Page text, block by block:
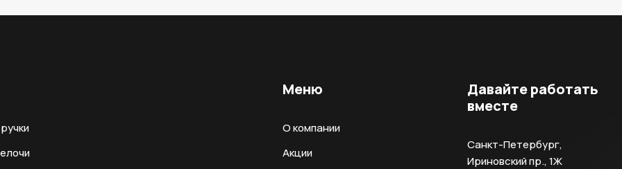
Меню
О компании
Акции
Давайте работать
вместе
Санкт-Петербург,
Ириновский пр., 1Ж